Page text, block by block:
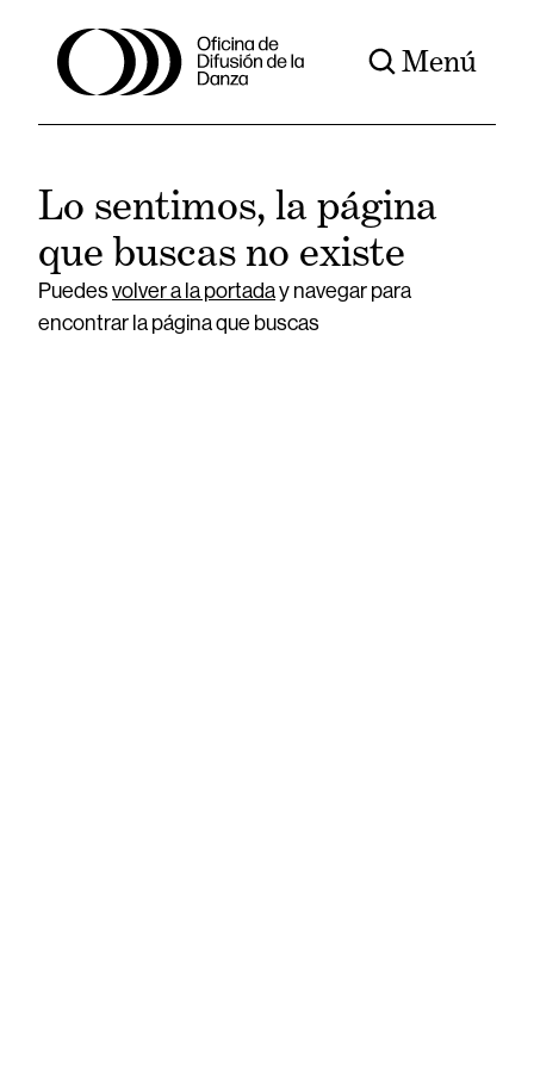
Menú
Lo sentimos, la página
que buscas no existe
Puedesvolver a la portaday navegar para
encontrar la página que buscas